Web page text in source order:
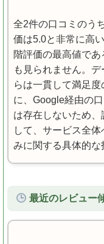
全2件の口コミのう
価は5.0と非常に高
階評価の最高値で
も見られません。
らは一貫して満足
に、Google経由の
は存在しないため
して、サービス全
みに関する具体的な
最近のレビュー